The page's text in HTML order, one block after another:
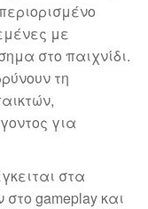
με
στο παιχνίδι.
τη
για
στα
gameplay και